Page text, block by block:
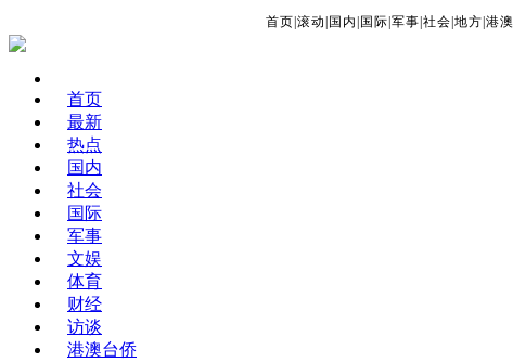
首页 滚动 国内 国际 军事 社会 地方 港澳
首页
最新
热点
国内
社会
国际
军事
文娱
体育
财经
访谈
港澳台侨